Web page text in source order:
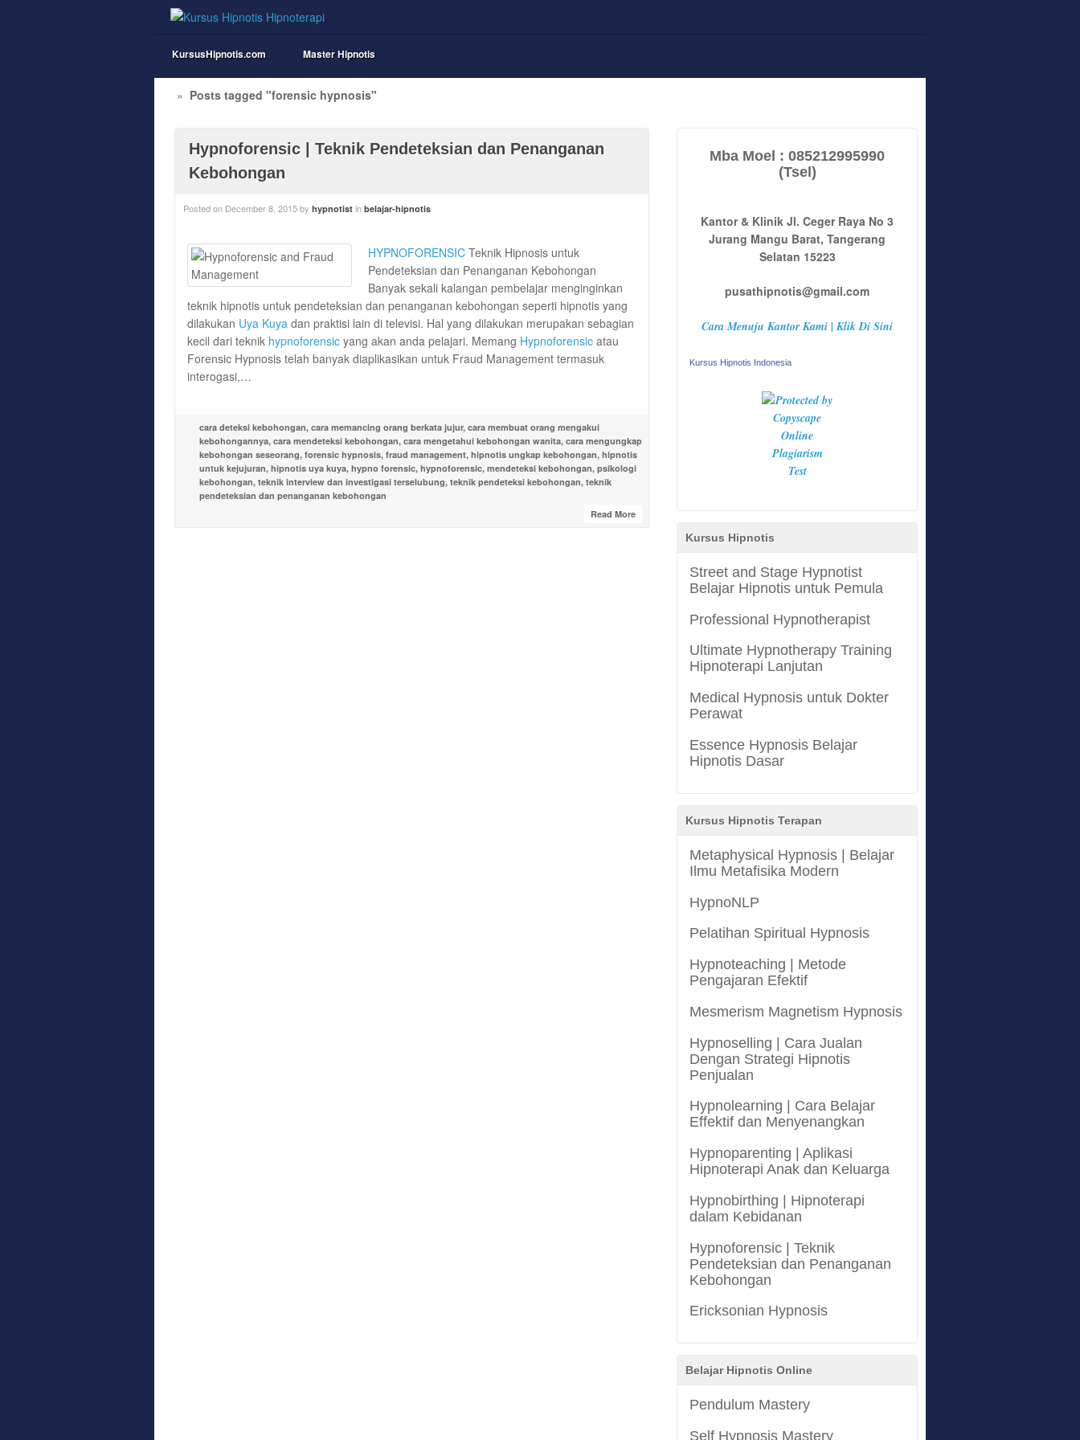
KursusHipnotis.com Master Hipnotis
» Posts tagged "forensic hypnosis"
Hypnoforensic | Teknik Pendeteksian dan Penanganan
Kebohongan
Posted on December 8, 2015 by hypnotist in belajar-hipnotis
HYPNOFORENSICTeknik Hipnosis untuk
Pendeteksian dan Penanganan Kebohongan
Banyak sekali kalangan pembelajar menginginkan
teknik hipnotis untuk pendeteksian dan penanganan kebohongan seperti hipnotis yang
dilakukan Uya Kuyadan praktisi lain di televisi. Hal yang dilakukan merupakan sebagian
kecil dari teknik hypnoforensicyang akan anda pelajari. Memang Hypnoforensicatau
Forensic Hypnosis telah banyak diaplikasikan untuk Fraud Management termasuk
interogasi,…
cara deteksi kebohongan, cara memancing orang berkata jujur, cara membuat orang mengakui
kebohongannya, cara mendeteksi kebohongan, cara mengetahui kebohongan wanita, cara mengungkap
kebohongan seseorang, forensic hypnosis, fraud management, hipnotis ungkap kebohongan, hipnotis
untuk kejujuran, hipnotis uya kuya, hypno forensic, hypnoforensic, mendeteksi kebohongan, psikologi
kebohongan, teknik interview dan investigasi terselubung, teknik pendeteksi kebohongan, teknik
pendeteksian dan penanganan kebohongan
Read More
Mba Moel : 085212995990
(Tsel)
Kantor & Klinik Jl. Ceger Raya No 3
Jurang Mangu Barat, Tangerang
Selatan 15223
pusathipnotis@gmail.com
Cara Menuju Kantor Kami | Klik Di Sini
Kursus Hipnotis Indonesia
Kursus Hipnotis
Street and Stage Hypnotist
Belajar Hipnotis untuk Pemula
Professional Hypnotherapist
Ultimate Hypnotherapy Training
Hipnoterapi Lanjutan
Medical Hypnosis untuk Dokter
Perawat
Essence Hypnosis Belajar
Hipnotis Dasar
Kursus Hipnotis Terapan
Metaphysical Hypnosis | Belajar
Ilmu Metafisika Modern
HypnoNLP
Pelatihan Spiritual Hypnosis
Hypnoteaching | Metode
Pengajaran Efektif
Mesmerism Magnetism Hypnosis
Hypnoselling | Cara Jualan
Dengan Strategi Hipnotis
Penjualan
Hypnolearning | Cara Belajar
Effektif dan Menyenangkan
Hypnoparenting | Aplikasi
Hipnoterapi Anak dan Keluarga
Hypnobirthing | Hipnoterapi
dalam Kebidanan
Hypnoforensic | Teknik
Pendeteksian dan Penanganan
Kebohongan
Ericksonian Hypnosis
Belajar Hipnotis Online
Pendulum Mastery
Self Hypnosis Mastery